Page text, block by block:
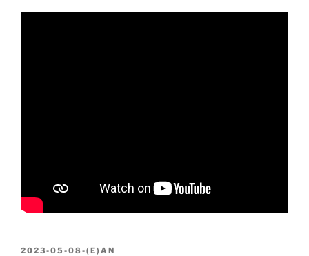
2023-05-08-(E)AN